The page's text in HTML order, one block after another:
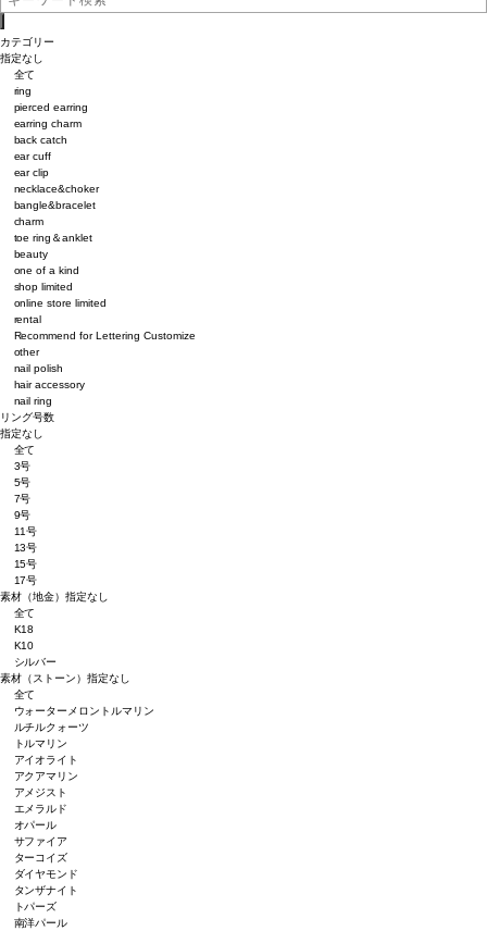
カテゴリー
指定なし
全て
ring
pierced earring
earring charm
back catch
ear cuff
ear clip
necklace&choker
bangle&bracelet
charm
toe ring＆anklet
beauty
one of a kind
shop limited
online store limited
rental
Recommend for Lettering Customize
other
nail polish
hair accessory
nail ring
リング号数
指定なし
全て
3号
5号
7号
9号
11号
13号
15号
17号
素材（地金） 指定なし
全て
K18
K10
シルバー
素材（ストーン） 指定なし
全て
ウォーターメロントルマリン
ルチルクォーツ
トルマリン
アイオライト
アクアマリン
アメジスト
エメラルド
オパール
サファイア
ターコイズ
ダイヤモンド
タンザナイト
トパーズ
南洋パール